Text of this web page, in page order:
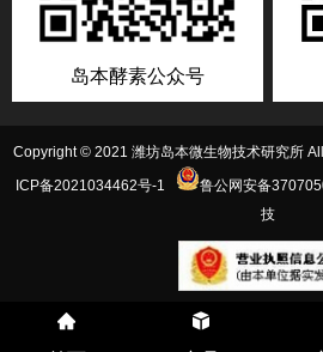
岛本酵素公众号
Copyright © 2021 潍坊岛本微生物技术研究所
ICP备2021034462号-1
鲁公网安备
技